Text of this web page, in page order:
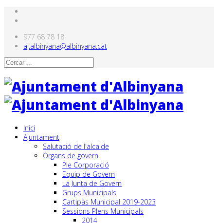
977 68 78 18
aj.albinyana@albinyana.cat
Inici
Ajuntament
Salutació de l'alcalde
Òrgans de govern
Ple Corporació
Equip de Govern
La Junta de Govern
Grups Municipals
Cartipàs Municipal 2019-2023
Sessions Plens Municipals
2014